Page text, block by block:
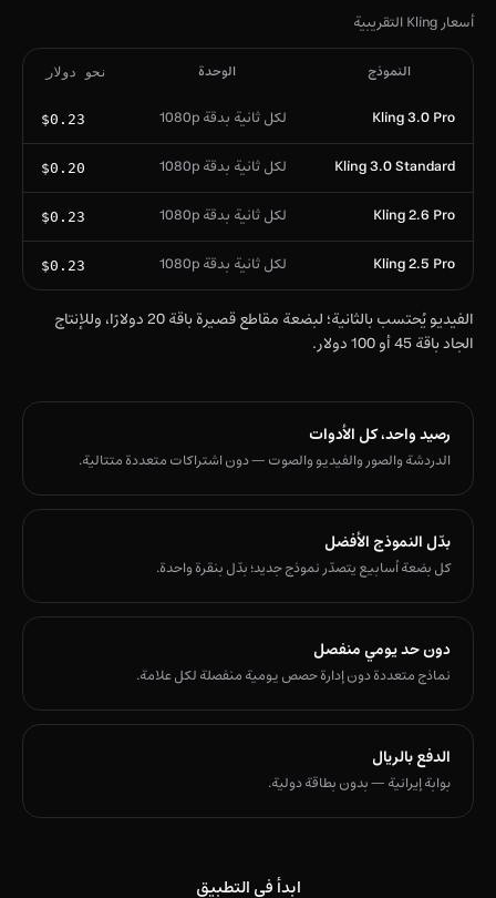
أسعار Kling التقريبية
النموذج الوحدة نحو دولار
Kling 3.0 Pro لكل ثانية بدقة 1080p $0.23
Kling 3.0 Standard لكل ثانية بدقة 1080p $0.20
Kling 2.6 Pro لكل ثانية بدقة 1080p $0.23
Kling 2.5 Pro لكل ثانية بدقة 1080p $0.23
الفيديو يُحتسب بالثانية؛ لبضعة مقاطع قصيرة باقة 20 دولارًا، وللإنتاج
الجاد باقة 45 أو 100 دولار.
رصيد واحد، كل الأدوات
الدردشة والصور والفيديو والصوت — دون اشتراكات متعددة متتالية.
بدّل النموذج الأفضل
كل بضعة أسابيع يتصدّر نموذج جديد؛ بدّل بنقرة واحدة.
دون حد يومي منفصل
نماذج متعددة دون إدارة حصص يومية منفصلة لكل علامة.
الدفع بالريال
بوابة إيرانية — بدون بطاقة دولية.
ابدأ في التطبيق